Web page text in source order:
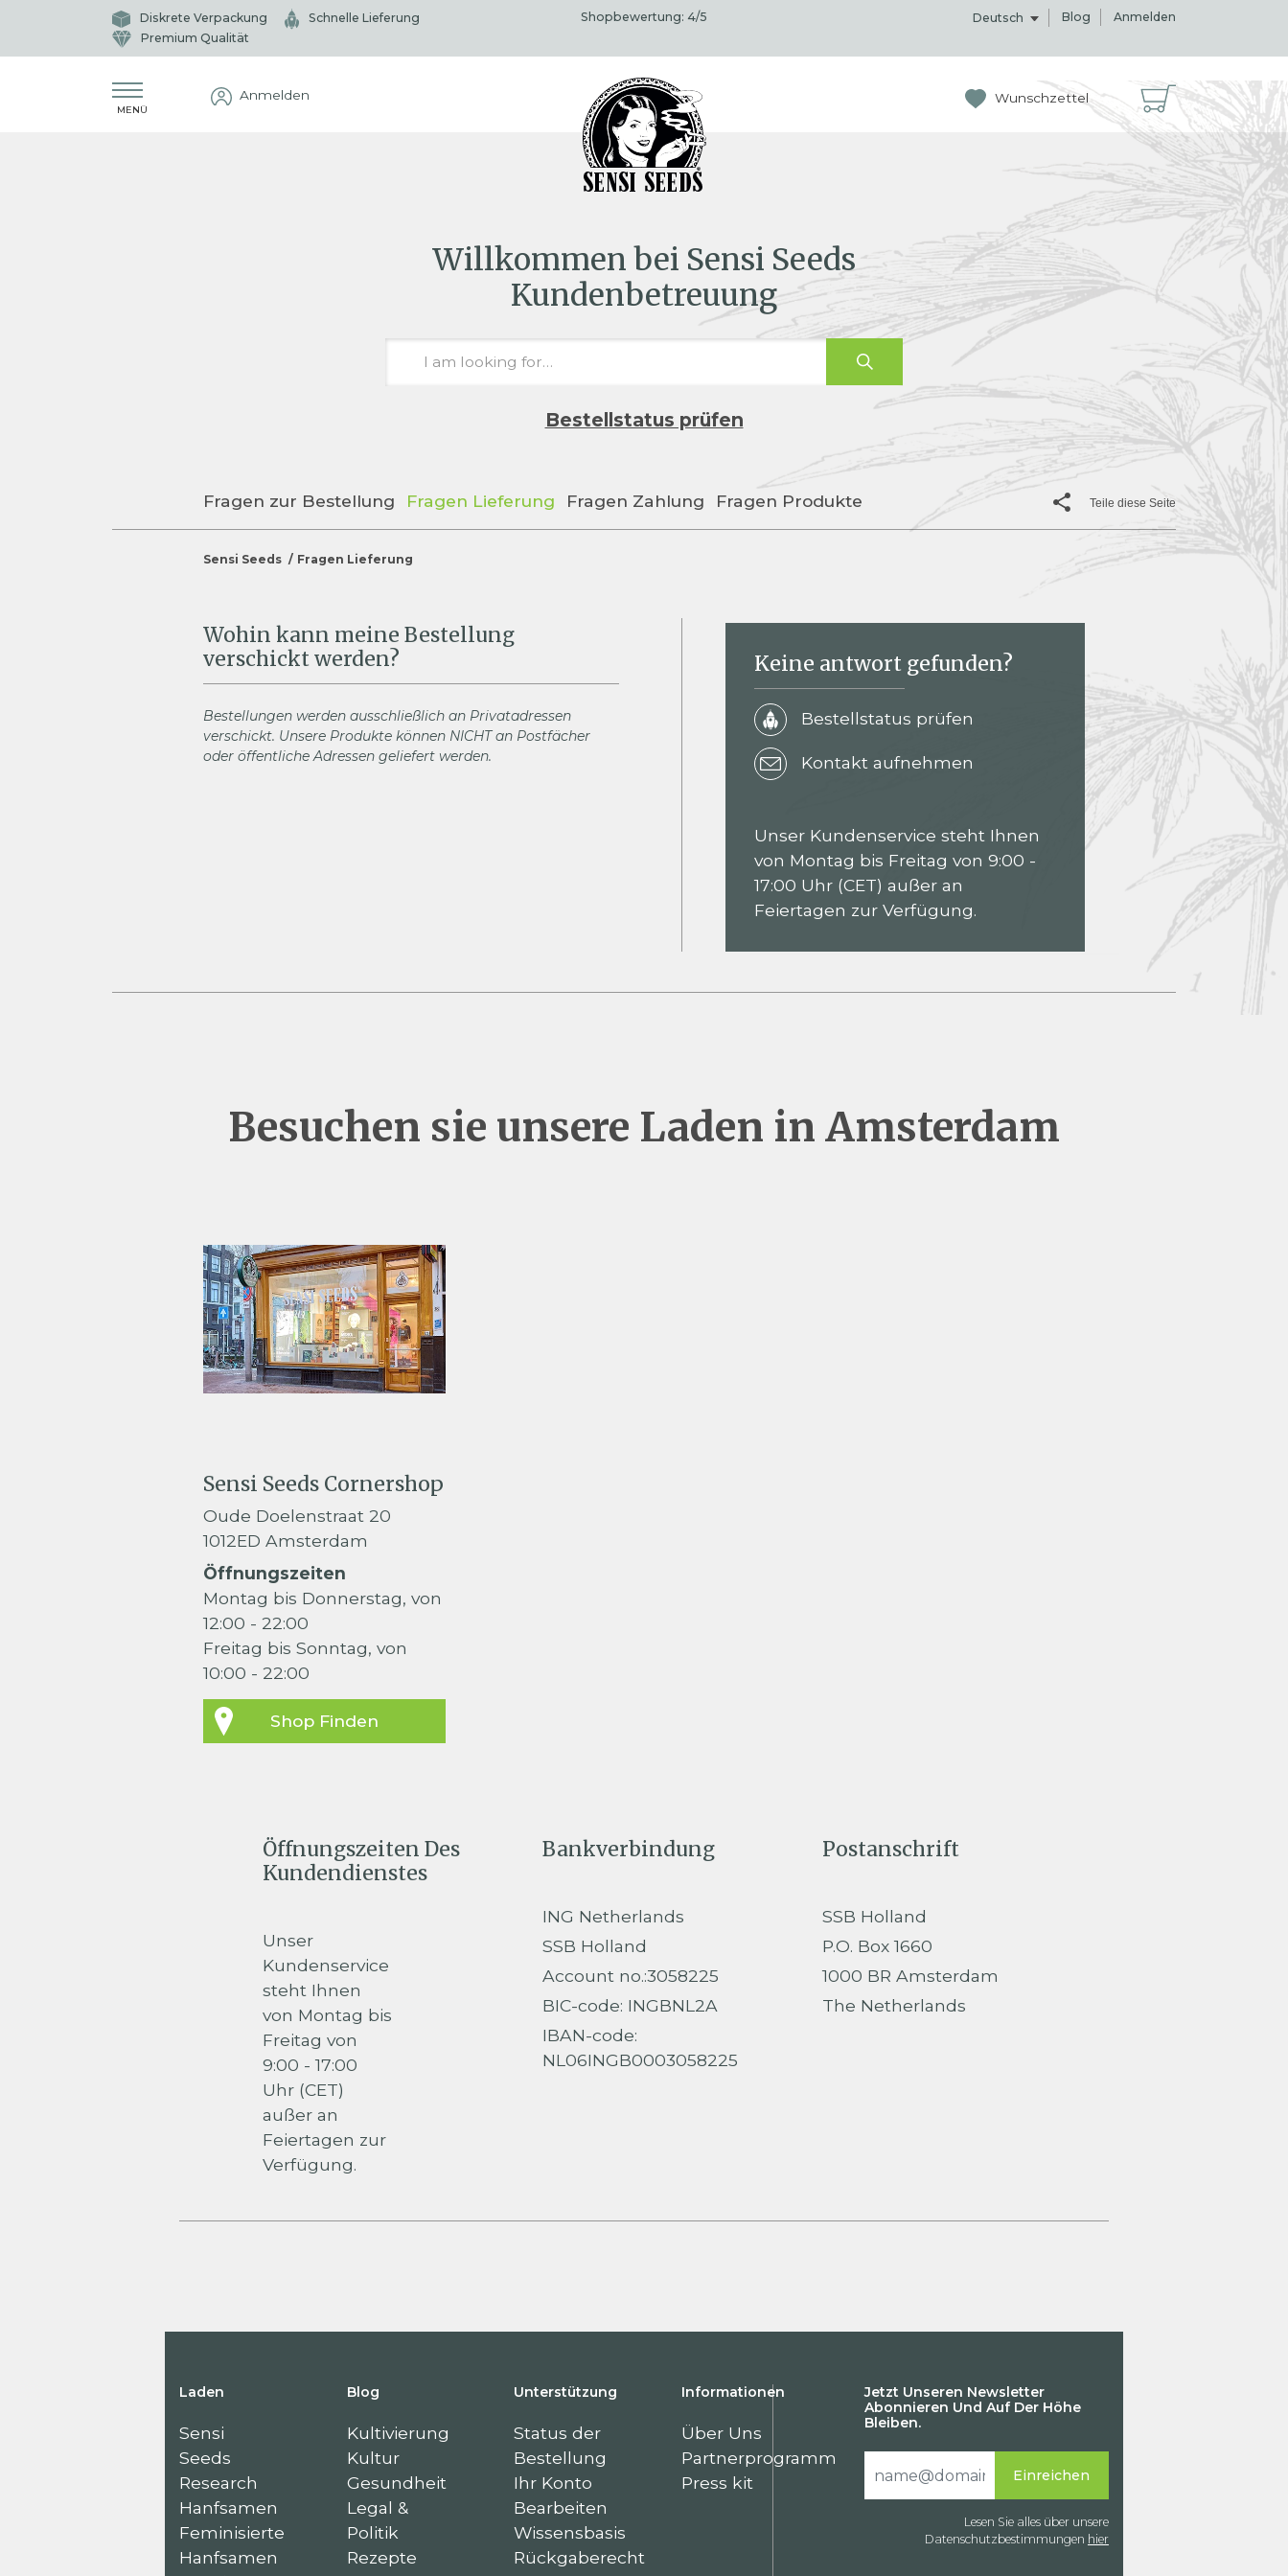
Diskrete Verpackung
Schnelle Lieferung
Premium Qualität
Shopbewertung: 4/5 Deutsch Blog Anmelden
MENÜ
Anmelden Wunschzettel
Willkommen bei Sensi Seeds
Kundenbetreuung
Bestellstatus prüfen
Fragen zur Bestellung Fragen Lieferung Fragen Zahlung Fragen Produkte Teile diese Seite
Sensi Seeds Fragen Lieferung
Wohin kann meine Bestellung
verschickt werden?
Bestellungen werden ausschließlich an Privatadressen
verschickt. Unsere Produkte können NICHT an Postfächer
oder öffentliche Adressen geliefert werden.
Keine antwort gefunden?
Bestellstatus prüfen
Kontakt aufnehmen
Unser Kundenservice steht Ihnen
von Montag bis Freitag von 9:00 -
17:00 Uhr (CET) außer an
Feiertagen zur Verfügung.
Besuchen sie unsere Laden in Amsterdam
Sensi Seeds Cornershop
Oude Doelenstraat 20
1012ED Amsterdam
Öffnungszeiten
Montag bis Donnerstag, von
12:00 - 22:00
Freitag bis Sonntag, von
10:00 - 22:00
Shop Finden
Öffnungszeiten Des
Kundendienstes
Unser
Kundenservice
steht Ihnen
von Montag bis
Freitag von
9:00 - 17:00
Uhr (CET)
außer an
Feiertagen zur
Verfügung.
Bankverbindung
ING Netherlands
SSB Holland
Account no.:3058225
BIC-code: INGBNL2A
IBAN-code:
NL06INGB0003058225
Postanschrift
SSB Holland
P.O. Box 1660
1000 BR Amsterdam
The Netherlands
Laden
Sensi
Seeds
Research
Hanfsamen
Feminisierte
Hanfsamen
Blog
Kultivierung
Kultur
Gesundheit
Legal &
Politik
Rezepte
Unterstützung
Status der
Bestellung
Ihr Konto
Bearbeiten
Wissensbasis
Rückgaberecht
Informationen
Über Uns
Partnerprogramm
Press kit
Jetzt Unseren Newsletter
Abonnieren Und Auf Der Höhe
Bleiben.
Lesen Sie alles über unsere
Datenschutzbestimmungen hier